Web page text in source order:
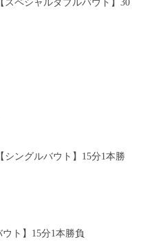
ングルバウト】15分1本勝
ト】15分1本勝負